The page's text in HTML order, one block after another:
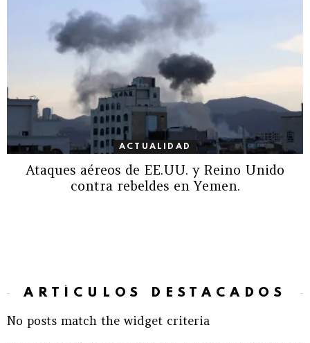
ACTUALIDAD
Ataques aéreos de EE.UU. y Reino Unido
contra rebeldes en Yemen.
ARTÍCULOS DESTACADOS
No posts match the widget criteria